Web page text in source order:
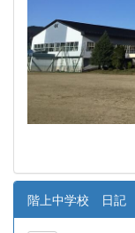
階上中学校 日記